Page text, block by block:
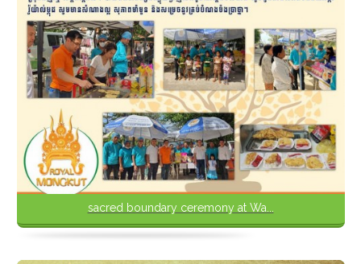
sacred boundary ceremony at Wa...